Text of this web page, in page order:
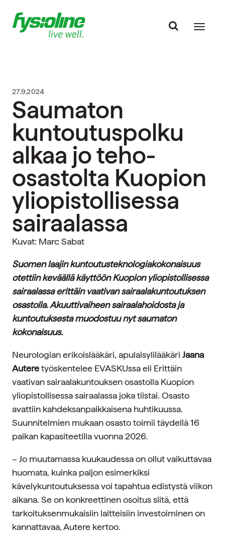
27.9.2024
Saumaton
kuntoutuspolku
alkaa jo teho-
osastolta Kuopion
yliopistollisessa
sairaalassa
Kuvat: Marc Sabat
Suomen laajin kuntoutusteknologiakokonaisuus
otettiin keväällä käyttöön Kuopion yliopistollisessa
sairaalassa erittäin vaativan sairaalakuntoutuksen
osastolla. Akuuttivaiheen sairaalahoidosta ja
kuntoutuksesta muodostuu nyt saumaton
kokonaisuus.
Neurologian erikoislääkäri, apulaisylilääkäri Jaana
Auteretyöskentelee EVASKUssa eli Erittäin
vaativan sairaalakuntouksen osastolla Kuopion
yliopistollisessa sairaalassa joka tiistai. Osasto
avattiin kahdeksanpaikkaisena huhtikuussa.
Suunnitelmien mukaan osasto toimii täydellä 16
paikan kapasiteetilla vuonna 2026.
– Jo muutamassa kuukaudessa on ollut vaikuttavaa
huomata, kuinka paljon esimerkiksi
kävelykuntoutuksessa voi tapahtua edistystä viikon
aikana. Se on konkreettinen osoitus siitä, että
tarkoituksenmukaisiin laitteisiin investoiminen on
kannattavaa, Autere kertoo.